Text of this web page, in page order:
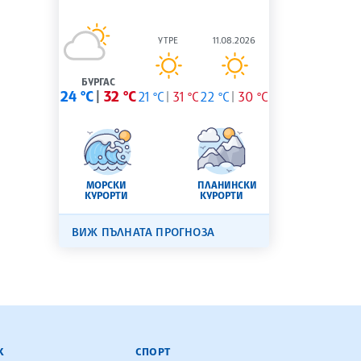
БУРГАС
24 °C 32 °C
УТРЕ
21 °C 31 °C
11.08.2026
22 °C 30 °C
МОРСКИ
КУРОРТИ
ПЛАНИНСКИ
КУРОРТИ
ВИЖ ПЪЛНАТА ПРОГНОЗА
СПОРТ